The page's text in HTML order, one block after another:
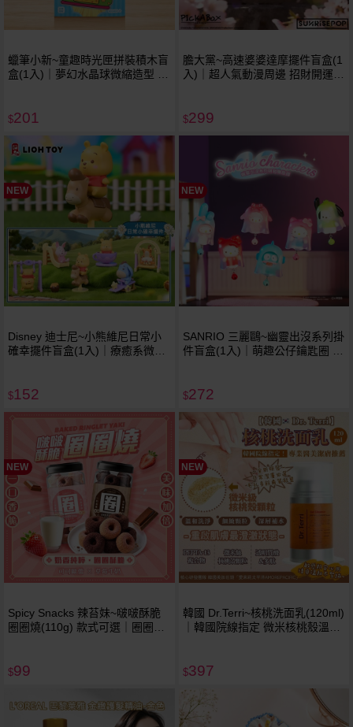
蠟筆小新~童趣時光匣拼裝積木盲
盒(1入)｜夢幻水晶球微縮造型 正
$201
膽大黨~高速婆婆達摩擺件盲盒(1
入)｜超人氣動漫周邊 招財開運吉
$299
NEW
Disney 迪士尼~小熊維尼日常小
確幸擺件盲盒(1入)｜療癒系微縮
$152
NEW
SANRIO 三麗鷗~幽靈出沒系列掛
件盲盒(1入)｜萌趣公仔鑰匙圈 療
$272
NEW
Spicy Snacks 辣苔妹~啵啵酥脆
圈圈燒(110g) 款式可選｜圈圈餅
$99
NEW
韓國 Dr.Terri~核桃洗面乳(120ml)
｜韓國院線指定 微米核桃殼溫和
$397